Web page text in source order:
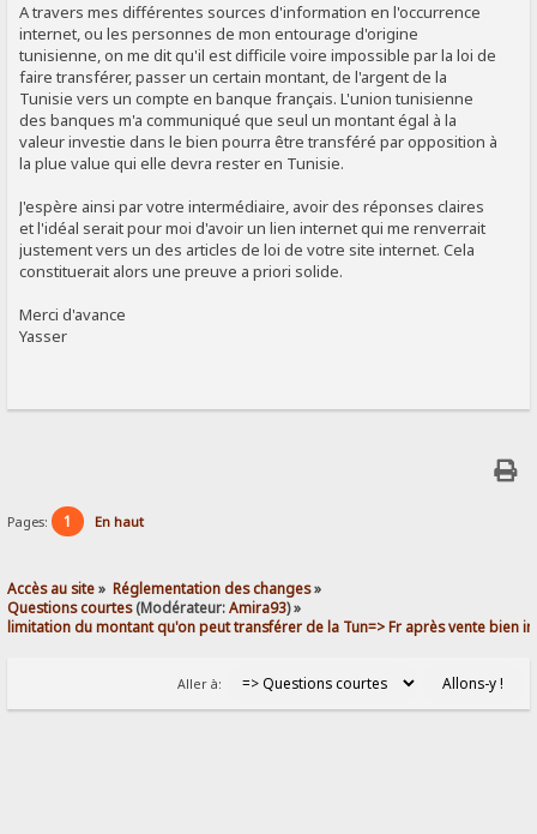
A travers mes différentes sources d'information en l'occurrence
internet, ou les personnes de mon entourage d'origine
tunisienne, on me dit qu'il est difficile voire impossible par la loi de
faire transférer, passer un certain montant, de l'argent de la
Tunisie vers un compte en banque français. L'union tunisienne
des banques m'a communiqué que seul un montant égal à la
valeur investie dans le bien pourra être transféré par opposition à
la plue value qui elle devra rester en Tunisie.
J'espère ainsi par votre intermédiaire, avoir des réponses claires
et l'idéal serait pour moi d'avoir un lien internet qui me renverrait
justement vers un des articles de loi de votre site internet. Cela
constituerait alors une preuve a priori solide.
Merci d'avance
Yasser
Pages: 1 En haut
Accès au site» Réglementation des changes»
Questions courtes(Modérateur:Amira93) »
limitation du montant qu'on peut transférer de la Tun=> Fr après vente bien
Aller à: